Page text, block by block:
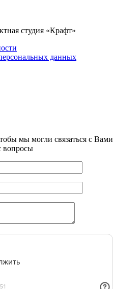
студия «Крафт»
данных
мы могли связаться с Вами
вопросы